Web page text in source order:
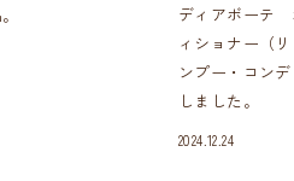
ディアボーテ
ィショナー（
ンプー・コン
しました。
2024.12.24